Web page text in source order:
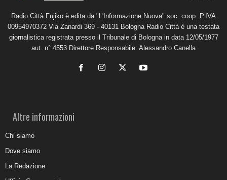
Radio Città Fujiko è edita da "L'Informazione Nuova" soc. coop. P.IVA
00954970372 Via Zanardi 369 - 40131 Bologna Radio Città è una testata
giornalistica registrata presso il Tribunale di Bologna in data 12/05/1977
aut. n° 4553 Direttore Responsabile: Alessandro Canella
Altre informazioni
Chi siamo
Dove siamo
La Redazione